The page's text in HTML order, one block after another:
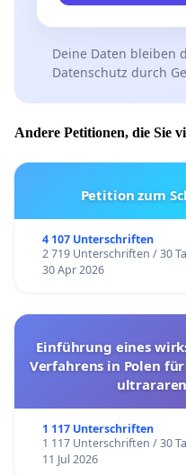
Deine Daten bleiben
Datenschutz durch
Andere Petitionen, die Sie
Petition zum
4 107 Unterschriften
2 719 Unterschriften / 30
30 Apr 2026
Einführung eines
Verfahrens in Polen
1 117 Unterschriften
1 117 Unterschriften / 30
11 Jul 2026